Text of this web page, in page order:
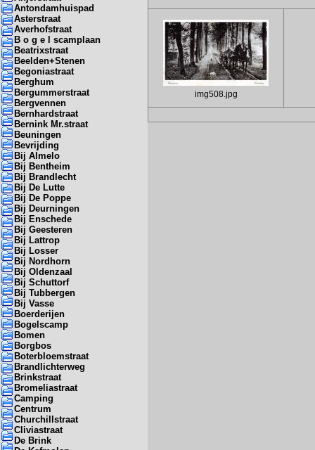
Antondamhuispad
Asterstraat
Averhofstraat
B o g e l scamplaan
Beatrixstraat
Beelden+Stenen
Begoniastraat
Berghum
Bergummerstraat
Bergvennen
Bernhardstraat
Bernink Mr.straat
Beuningen
Bevrijding
Bij Almelo
Bij Bentheim
Bij Brandlecht
Bij De Lutte
Bij De Poppe
Bij Deurningen
Bij Enschede
Bij Geesteren
Bij Lattrop
Bij Losser
Bij Nordhorn
Bij Oldenzaal
Bij Schuttorf
Bij Tubbergen
Bij Vasse
Boerderijen
Bogelscamp
Bomen
Borgbos
Boterbloemstraat
Brandlichterweg
Brinkstraat
Bromeliastraat
Camping
Centrum
Churchillstraat
Cliviastraat
De Brink
img508.jpg